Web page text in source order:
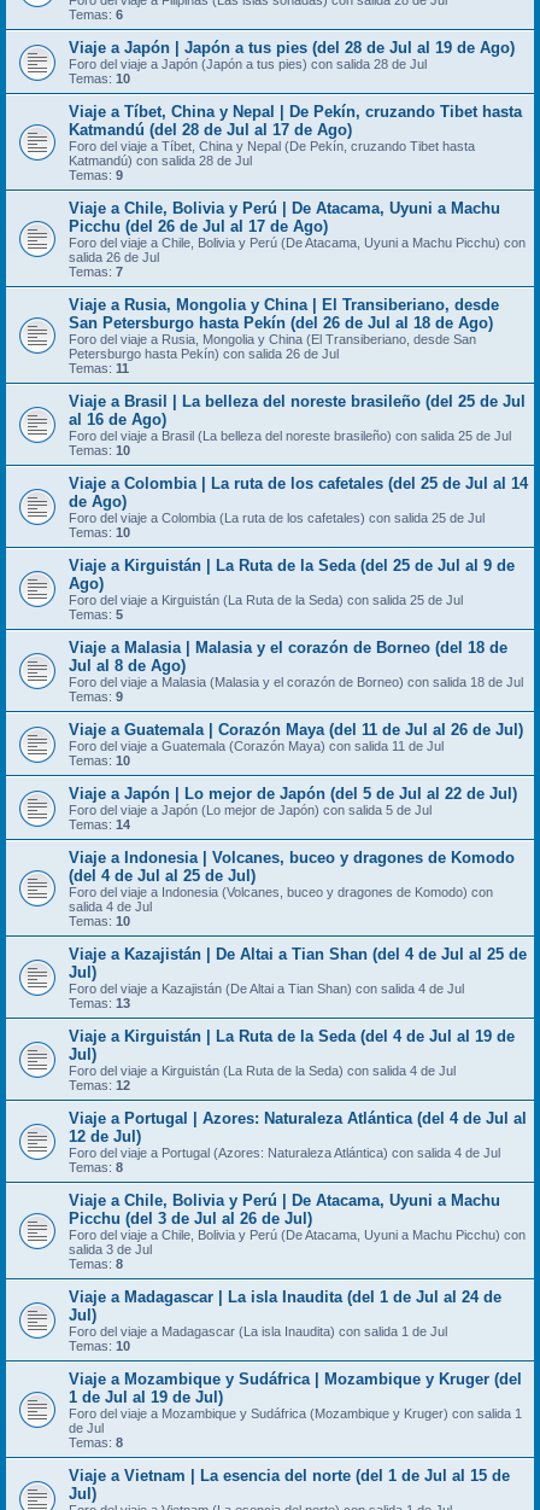
Temas: 6
Viaje a Japón | Japón a tus pies (del 28 de Jul al 19 de Ago)
Foro del viaje a Japón (Japón a tus pies) con salida 28 de Jul
Temas: 10
Viaje a Tíbet, China y Nepal | De Pekín, cruzando Tibet hasta
Katmandú (del 28 de Jul al 17 de Ago)
Foro del viaje a Tíbet, China y Nepal (De Pekín, cruzando Tibet hasta
Katmandú) con salida 28 de Jul
Temas: 9
Viaje a Chile, Bolivia y Perú | De Atacama, Uyuni a Machu
Picchu (del 26 de Jul al 17 de Ago)
Foro del viaje a Chile, Bolivia y Perú (De Atacama, Uyuni a Machu Picchu) con
salida 26 de Jul
Temas: 7
Viaje a Rusia, Mongolia y China | El Transiberiano, desde
San Petersburgo hasta Pekín (del 26 de Jul al 18 de Ago)
Foro del viaje a Rusia, Mongolia y China (El Transiberiano, desde San
Petersburgo hasta Pekín) con salida 26 de Jul
Temas: 11
Viaje a Brasil | La belleza del noreste brasileño (del 25 de Jul
al 16 de Ago)
Foro del viaje a Brasil (La belleza del noreste brasileño) con salida 25 de Jul
Temas: 10
Viaje a Colombia | La ruta de los cafetales (del 25 de Jul al 14
de Ago)
Foro del viaje a Colombia (La ruta de los cafetales) con salida 25 de Jul
Temas: 10
Viaje a Kirguistán | La Ruta de la Seda (del 25 de Jul al 9 de
Ago)
Foro del viaje a Kirguistán (La Ruta de la Seda) con salida 25 de Jul
Temas: 5
Viaje a Malasia | Malasia y el corazón de Borneo (del 18 de
Jul al 8 de Ago)
Foro del viaje a Malasia (Malasia y el corazón de Borneo) con salida 18 de Jul
Temas: 9
Viaje a Guatemala | Corazón Maya (del 11 de Jul al 26 de Jul)
Foro del viaje a Guatemala (Corazón Maya) con salida 11 de Jul
Temas: 10
Viaje a Japón | Lo mejor de Japón (del 5 de Jul al 22 de Jul)
Foro del viaje a Japón (Lo mejor de Japón) con salida 5 de Jul
Temas: 14
Viaje a Indonesia | Volcanes, buceo y dragones de Komodo
(del 4 de Jul al 25 de Jul)
Foro del viaje a Indonesia (Volcanes, buceo y dragones de Komodo) con
salida 4 de Jul
Temas: 10
Viaje a Kazajistán | De Altai a Tian Shan (del 4 de Jul al 25 de
Jul)
Foro del viaje a Kazajistán (De Altai a Tian Shan) con salida 4 de Jul
Temas: 13
Viaje a Kirguistán | La Ruta de la Seda (del 4 de Jul al 19 de
Jul)
Foro del viaje a Kirguistán (La Ruta de la Seda) con salida 4 de Jul
Temas: 12
Viaje a Portugal | Azores: Naturaleza Atlántica (del 4 de Jul al
12 de Jul)
Foro del viaje a Portugal (Azores: Naturaleza Atlántica) con salida 4 de Jul
Temas: 8
Viaje a Chile, Bolivia y Perú | De Atacama, Uyuni a Machu
Picchu (del 3 de Jul al 26 de Jul)
Foro del viaje a Chile, Bolivia y Perú (De Atacama, Uyuni a Machu Picchu) con
salida 3 de Jul
Temas: 8
Viaje a Madagascar | La isla Inaudita (del 1 de Jul al 24 de
Jul)
Foro del viaje a Madagascar (La isla Inaudita) con salida 1 de Jul
Temas: 10
Viaje a Mozambique y Sudáfrica | Mozambique y Kruger (del
1 de Jul al 19 de Jul)
Foro del viaje a Mozambique y Sudáfrica (Mozambique y Kruger) con salida 1
de Jul
Temas: 8
Viaje a Vietnam | La esencia del norte (del 1 de Jul al 15 de
Jul)